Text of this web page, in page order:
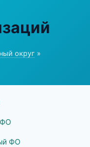
округ »
ФО
ФО